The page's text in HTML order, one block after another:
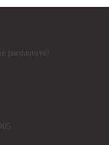
parduotuvė!